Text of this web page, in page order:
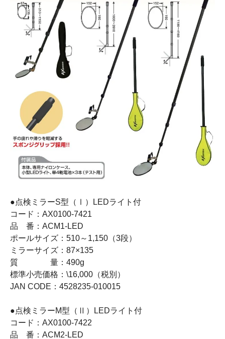
●点検ミラーS型（Ⅰ）LEDライト付
コード：AX0100-7421
品 番：ACM1-LED
ポールサイズ：510～1,150（3段）
ミラーサイズ：87×135
質 量：490g
標準小売価格：\16,000（税別）
JAN CODE：4528235-010015
●点検ミラーM型（Ⅱ）LEDライト付
コード：AX0100-7422
品 番：ACM2-LED